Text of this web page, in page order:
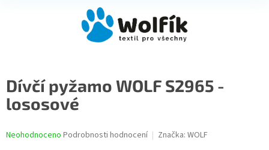
Dívčí pyžamo WOLF S2965 -
lososové
Průměrné
Neohodnoceno Podrobnosti hodnocení Značka: WOLF